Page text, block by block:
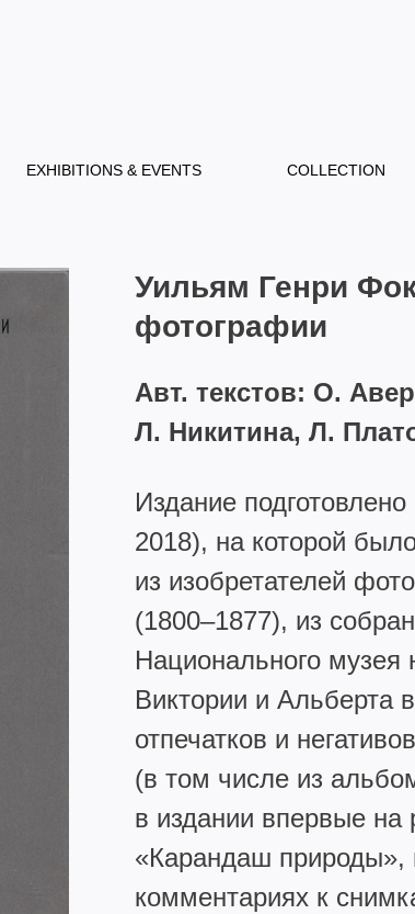
EXHIBITIONS & EVENTS COLLECTION
Уильям Генри
фотографии
Авт. текстов: О.
Л. Никитина, Л.
Издание подготовлено
2018), на которой
из изобретателей
(1800–1877), из
Национального
Виктории и Альберта
отпечатков и
(в том числе из
в издании впервые на
«Карандаш природы»,
комментариях к